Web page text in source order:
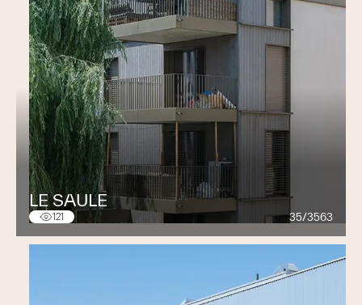
LE SAULE
121 35/3563